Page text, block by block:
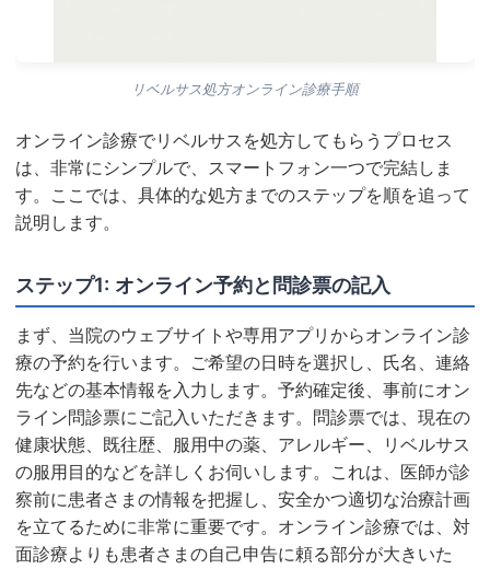
リベルサス処方オンライン診療手順
オンライン診療でリベルサスを処方してもらうプロセス
は、非常にシンプルで、スマートフォン一つで完結しま
す。ここでは、具体的な処方までのステップを順を追って
説明します。
ステップ1: オンライン予約と問診票の記入
まず、当院のウェブサイトや専用アプリからオンライン診
療の予約を行います。ご希望の日時を選択し、氏名、連絡
先などの基本情報を入力します。予約確定後、事前にオン
ライン問診票にご記入いただきます。問診票では、現在の
健康状態、既往歴、服用中の薬、アレルギー、リベルサス
の服用目的などを詳しくお伺いします。これは、医師が診
察前に患者さまの情報を把握し、安全かつ適切な治療計画
を立てるために非常に重要です。オンライン診療では、対
面診療よりも患者さまの自己申告に頼る部分が大きいた